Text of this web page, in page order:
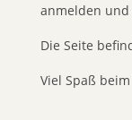
anmelden und
Die Seite
Viel Spaß